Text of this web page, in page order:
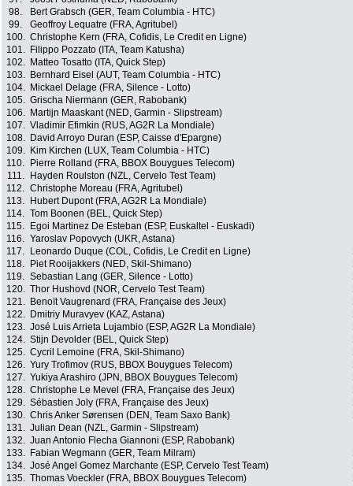
98.
Bert Grabsch (GER, Team Columbia - HTC)
99.
Geoffroy Lequatre (FRA, Agritubel)
100. Christophe Kern (FRA, Cofidis, Le Credit en Ligne)
101.
Filippo Pozzato (ITA, Team Katusha)
102.
Matteo Tosatto (ITA, Quick Step)
103.
Bernhard Eisel (AUT, Team Columbia - HTC)
104.
Mickael Delage (FRA, Silence - Lotto)
105. Grischa Niermann (GER, Rabobank)
106.
Martijn Maaskant (NED, Garmin - Slipstream)
107. Vladimir Efimkin (RUS, AG2R La Mondiale)
108.
David Arroyo Duran (ESP, Caisse d'Epargne)
109.
Kim Kirchen (LUX, Team Columbia - HTC)
110.
Pierre Rolland (FRA, BBOX Bouygues Telecom)
111.
Hayden Roulston (NZL, Cervelo Test Team)
112. Christophe Moreau (FRA, Agritubel)
113.
Hubert Dupont (FRA, AG2R La Mondiale)
114. Tom Boonen (BEL, Quick Step)
115.
Egoi Martinez De Esteban (ESP, Euskaltel - Euskadi)
116. Yaroslav Popovych (UKR, Astana)
117.
Leonardo Duque (COL, Cofidis, Le Credit en Ligne)
118.
Piet Rooijakkers (NED, Skil-Shimano)
119. Sebastian Lang (GER, Silence - Lotto)
120. Thor Hushovd (NOR, Cervelo Test Team)
121.
Benoït Vaugrenard (FRA, Française des Jeux)
122.
Dmitriy Muravyev (KAZ, Astana)
123. José Luis Arrieta Lujambio (ESP, AG2R La Mondiale)
124. Stijn Devolder (BEL, Quick Step)
125. Cycril Lemoine (FRA, Skil-Shimano)
126. Yury Trofimov (RUS, BBOX Bouygues Telecom)
127. Yukiya Arashiro (JPN, BBOX Bouygues Telecom)
128. Christophe Le Mevel (FRA, Française des Jeux)
129. Sébastien Joly (FRA, Française des Jeux)
130. Chris Anker Sørensen (DEN, Team Saxo Bank)
131. Julian Dean (NZL, Garmin - Slipstream)
132. Juan Antonio Flecha Giannoni (ESP, Rabobank)
133.
Fabian Wegmann (GER, Team Milram)
134. José Angel Gomez Marchante (ESP, Cervelo Test Team)
135. Thomas Voeckler (FRA, BBOX Bouygues Telecom)